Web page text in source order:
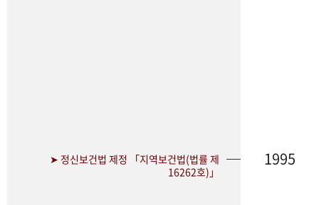
➤ 정신보건법 제정 「지역보건법(법률 제
16262호)」
1995